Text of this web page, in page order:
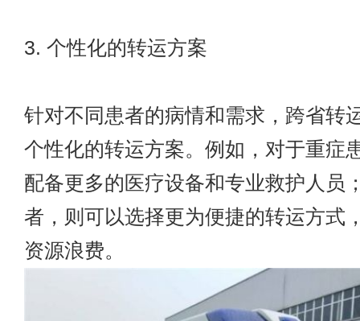
3. 个性化的转运方案
针对不同患者的病情和需求，跨省转
个性化的转运方案。例如，对于重症
配备更多的医疗设备和专业救护人员
者，则可以选择更为便捷的转运方式
资源浪费。